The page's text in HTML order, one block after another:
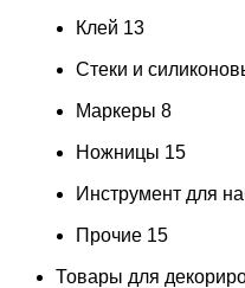
Клей 13
Стеки и
Маркеры 8
Ножницы 15
Инструмент для
Прочие 15
Товары для